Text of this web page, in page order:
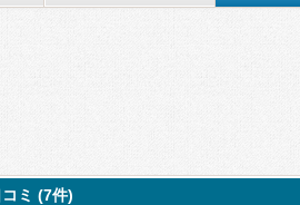
ミ (7件)